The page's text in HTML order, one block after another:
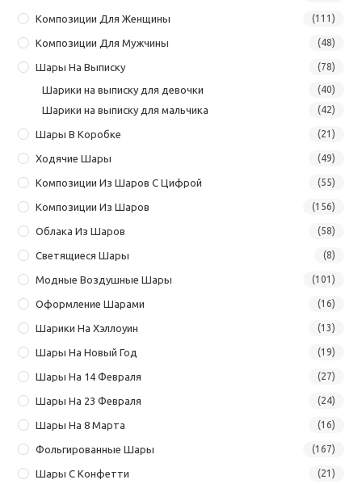
Композиции Для Женщины (111)
Композиции Для Мужчины (48)
Шары На Выписку (78)
Шарики на выписку для девочки (40)
Шарики на выписку для мальчика (42)
Шары В Коробке (21)
Ходячие Шары (49)
Композиции Из Шаров С Цифрой (55)
Композиции Из Шаров (156)
Облака Из Шаров (58)
Светящиеся Шары (8)
Модные Воздушные Шары (101)
Оформление Шарами (16)
Шарики На Хэллоуин (13)
Шары На Новый Год (19)
Шары На 14 Февраля (27)
Шары На 23 Февраля (24)
Шары На 8 Марта (16)
Фольгированные Шары (167)
Шары С Конфетти (21)